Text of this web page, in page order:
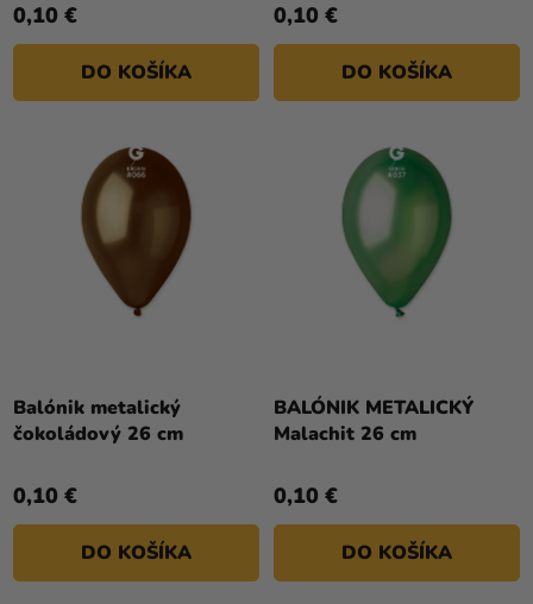
0,10 €
DO KOŠÍKA
0,10 €
DO KOŠÍKA
Balónik metalický
čokoládový 26 cm
0,10 €
DO KOŠÍKA
BALÓNIK METALICKÝ
Malachit 26 cm
0,10 €
DO KOŠÍKA